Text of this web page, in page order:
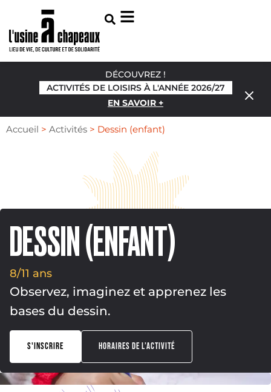
DÉCOUVREZ !
ACTIVITÉS DE LOISIRS À L'ANNÉE 2026/27
EN SAVOIR +
Accueil > Activités > Dessin (enfant)
DESSIN (ENFANT)
8/11 ans
Observez, imaginez et apprenez les
bases du dessin.
S'INSCRIRE HORAIRES DE L’ACTIVITÉ